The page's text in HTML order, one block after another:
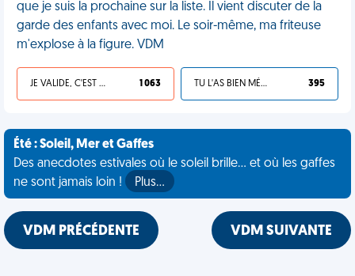
que je suis la prochaine sur la liste. Il vient discuter de la
garde des enfants avec moi. Le soir-même, ma friteuse
m'explose à la figure. VDM
JE VALIDE, C'EST UNE VDM 1 063 TU L'AS BIEN MÉRITÉ 395
Été : Soleil, Mer et Gaffes
Des anecdotes estivales où le soleil brille... et où les gaffes
ne sont jamais loin !
Plus…
VDM PRÉCÉDENTE VDM SUIVANTE